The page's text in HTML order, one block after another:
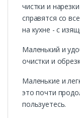
чистки и
справятся со
на кухне - с
Маленький и
очистки и
Маленькие и
это почти
пользуетесь.